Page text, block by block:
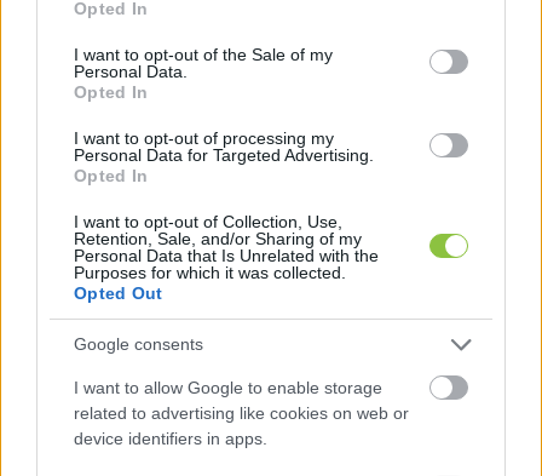
use your data for below specified purposes in below Google
consent section.
Opted In
I want to opt-out of the Sale of my
Personal Data.
Opted In
I want to opt-out of processing my
Personal Data for Targeted Advertising.
Opted In
I want to opt-out of Collection, Use,
Retention, Sale, and/or Sharing of my
Personal Data that Is Unrelated with the
Purposes for which it was collected.
Opted Out
Google consents
I want to allow Google to enable storage
related to advertising like cookies on web or
device identifiers in apps.
Kele János x KecsUP – Magyar
futball a nemzeti focializmus után
Kele János közgazdász, futballszakíró lesz a következő
KecsUP Est vendége május 13-án, 18 órakor a CiVillában
(Kecskemét, Kápolna u. 22). Az est folyamán